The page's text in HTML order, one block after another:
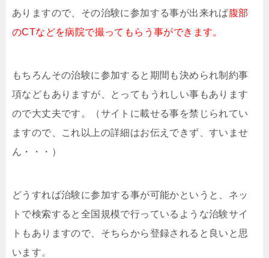
ありますので、その治験に参加する事が出来れば腹部
のCTなどを病院で撮ってもらう事ができます。
もちろんその治験に参加すると期間も決められ制約事
項などもありますが、とってもうれしい事もあります
ので大丈夫です。（サイトに載せる事を禁じられてい
ますので、これ以上の詳細はお伝えできず、すいませ
ん・・・）
どうすれば治験に参加する事が可能かというと、ネッ
トで検索すると全国規模で行っているような治験サイ
トもありますので、そちらから登録されると良いと思
います。